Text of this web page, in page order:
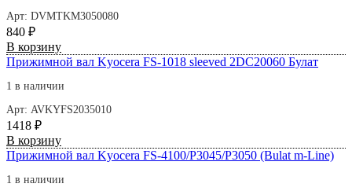
FS-
1020/1025MFP
РМ
3V2M202380
Арт: DVMTKM3050080
840 ₽
Количество
товара
отделения
бумаги
верх
Kyocera
Mita
KM-
1620/2550/TASKalfa
180
В корзину
Прижимной вал Kyocera FS-1018 sleeved 2DC20060 Булат
1 в наличии
Арт: AVKYFS2035010
1418 ₽
Количество
товара
вал
В корзину
Прижимной вал Kyocera FS-4100/P3045/P3050 (Bulat m-Line)
1 в наличии